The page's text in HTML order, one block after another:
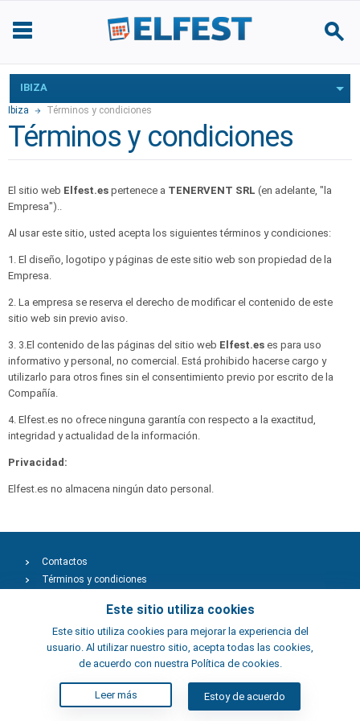
IBIZA
Ibiza Términos y condiciones
Términos y condiciones
El sitio web Elfest.es pertenece a TENERVENT SRL (en adelante, "la
Empresa")..
Al usar este sitio, usted acepta los siguientes términos y condiciones:
1. El diseño, logotipo y páginas de este sitio web son propiedad de la
Empresa.
2. La empresa se reserva el derecho de modificar el contenido de este
sitio web sin previo aviso.
3. 3.El contenido de las páginas del sitio web Elfest.es es para uso
informativo y personal, no comercial. Está prohibido hacerse cargo y
utilizarlo para otros fines sin el consentimiento previo por escrito de la
Compañía.
4. Elfest.es no ofrece ninguna garantía con respecto a la exactitud,
integridad y actualidad de la información.
Privacidad:
Elfest.es no almacena ningún dato personal.
Este sitio utiliza cookies
Este sitio utiliza cookies para mejorar la experiencia del
usuario. Al utilizar nuestro sitio, acepta todas las cookies,
de acuerdo con nuestra Política de cookies.
Leer más Estoy de acuerdo
Contactos
Términos y condiciones